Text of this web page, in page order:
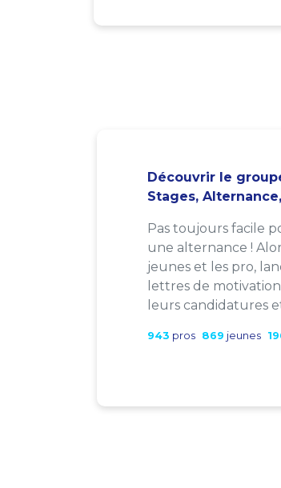
Découvrir le
Stages,
Pas toujours facile
une alternance !
jeunes et les pro,
lettres de
leurs candidatures
943 pros 869 jeunes